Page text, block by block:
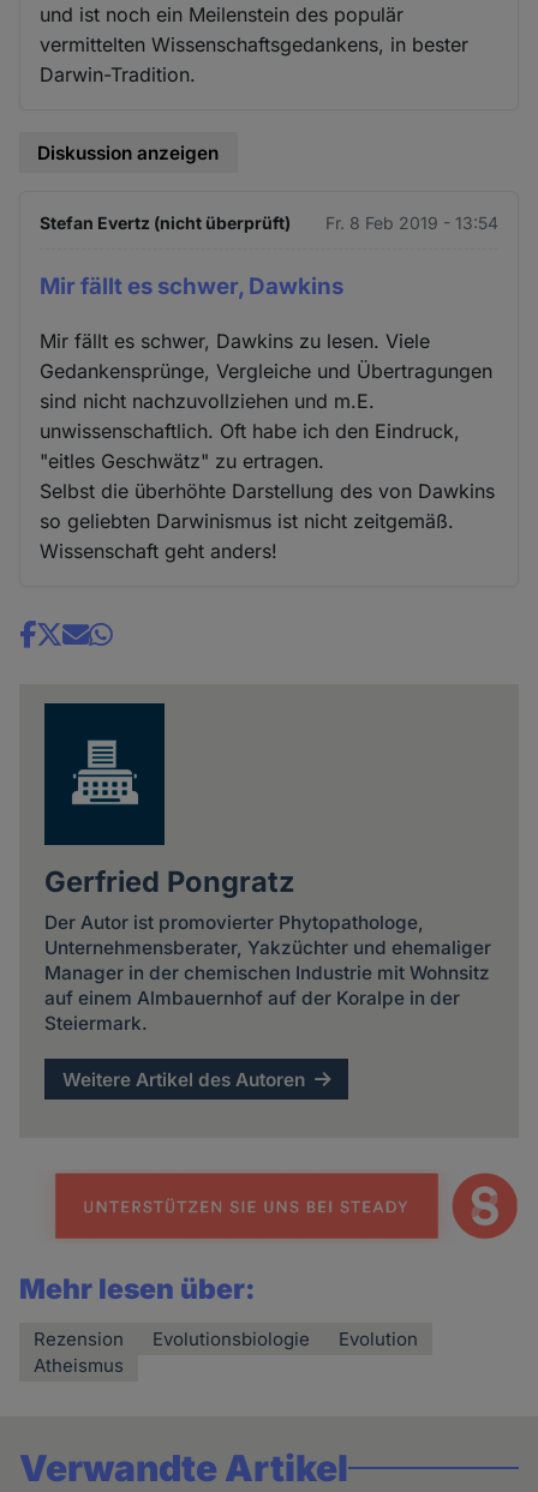
und ist noch ein Meilenstein des populär
vermittelten Wissenschaftsgedankens, in bester
Darwin-Tradition.
Diskussion anzeigen
Stefan Evertz (nicht überprüft) Fr. 8 Feb 2019 - 13:54
Mir fällt es schwer, Dawkins
Mir fällt es schwer, Dawkins zu lesen. Viele
Gedankensprünge, Vergleiche und Übertragungen
sind nicht nachzuvollziehen und m.E.
unwissenschaftlich. Oft habe ich den Eindruck,
"eitles Geschwätz" zu ertragen.
Selbst die überhöhte Darstellung des von Dawkins
so geliebten Darwinismus ist nicht zeitgemäß.
Wissenschaft geht anders!
Share
Gerfried Pongratz
Der Autor ist promovierter Phytopathologe,
Unternehmensberater, Yakzüchter und ehemaliger
Manager in der chemischen Industrie mit Wohnsitz
auf einem Almbauernhof auf der Koralpe in der
Steiermark.
Weitere Artikel des Autoren
Mehr lesen über:
Rezension Evolutionsbiologie
Evolution
Atheismus
Verwandte Artikel